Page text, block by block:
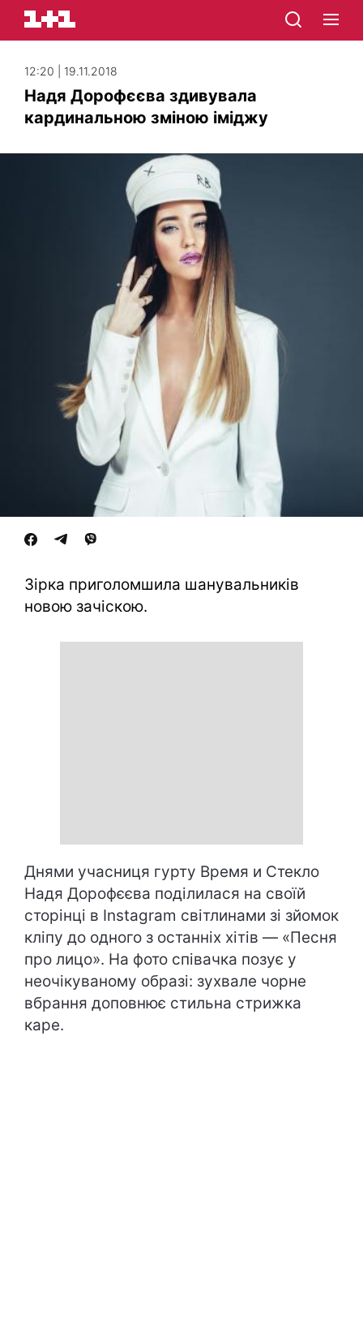
12:20 | 19.11.2018
Надя Дорофєєва здивувала
кардинальною зміною іміджу
Зірка приголомшила шанувальників
новою зачіскою.
Днями учасниця гурту Время и Стекло
Надя Дорофєєва поділилася на своїй
сторінці в Instagram світлинами зі зйомок
кліпу до одного з останніх хітів — «Песня
про лицо». На фото співачка позує у
неочікуваному образі: зухвале чорне
вбрання доповнює стильна стрижка
каре.